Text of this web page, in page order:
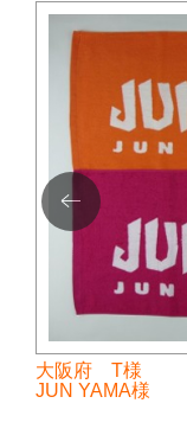
大阪府 T様
JUN YAMA様